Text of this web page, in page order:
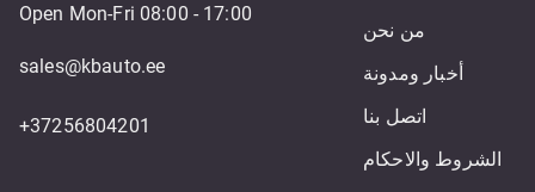
Open Mon-Fri 08:00 - 17:00
sales@kbauto.ee
+37256804201
من نحن
أخبار ومدونة
اتصل بنا
الشروط والاحكام